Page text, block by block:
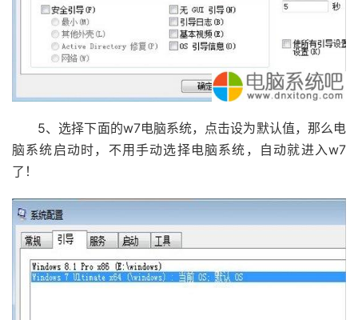
5、选择下面的w7电脑系统，点击设为默认值，那么电
脑系统启动时，不用手动选择电脑系统，自动就进入w7
了！